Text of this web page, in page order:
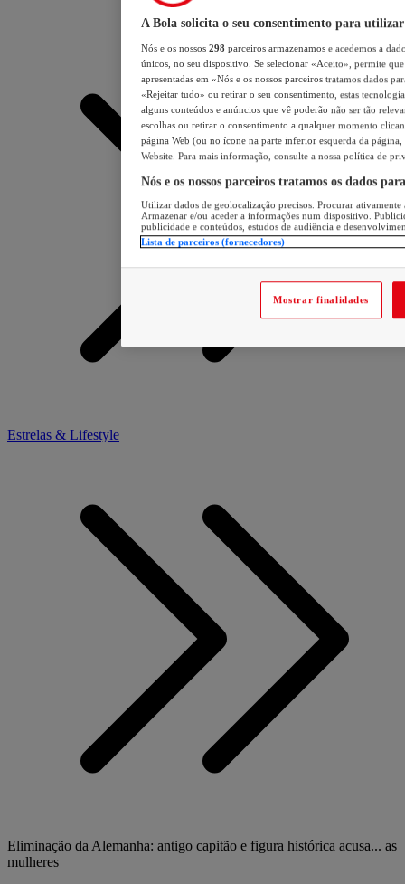
Estrelas & Lifestyle
Eliminação da Alemanha: antigo capitão e figura histórica acusa... as
mulheres
A Bola solicita o seu consentimento para utilizar
Nós e os nossos 298 parceiros armazenamos e acedemos a
únicos, no seu dispositivo. Se selecionar «Aceito», permite
apresentadas em «Nós e os nossos parceiros tratamos dados
«Rejeitar tudo» ou retirar o seu consentimento, estas
alguns conteúdos e anúncios que vê poderão não ser tão
escolhas ou retirar o consentimento a qualquer momento
página Web (ou no ícone na parte inferior esquerda da página,
Website. Para mais informação, consulte a nossa política de
Nós e os nossos parceiros tratamos os dados
Utilizar dados de geolocalização precisos. Procurar
Armazenar e/ou aceder a informações num dispositivo.
publicidade e conteúdos, estudos de audiência e
Lista de parceiros (fornecedores)
Mostrar finalidades